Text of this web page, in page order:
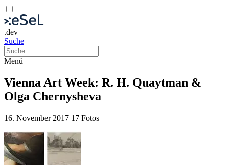
.dev
Suche
Menü
Vienna Art Week: R. H. Quaytman &
Olga Chernysheva
16. November 2017 17 Fotos